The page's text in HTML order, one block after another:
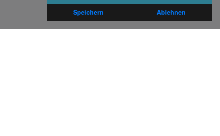
Speichern
Ablehnen